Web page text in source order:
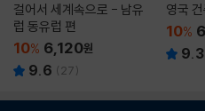
걸어서 세계속으로 - 남유
럽 동유럽 편
10% 6,120원
9.6 ( 27)
영국
10%
9.3